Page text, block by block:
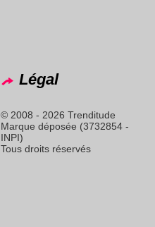
Légal
© 2008 - 2026 Trenditude
Marque déposée (3732854 -
INPI)
Tous droits réservés